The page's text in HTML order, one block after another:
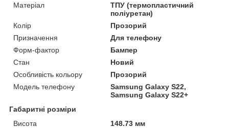
Матеріал
ТПУ (термопластичний
поліуретан)
Колір
Прозорий
Призначення
Для телефону
Форм-фактор
Бампер
Стан
Новий
Особливість кольору
Прозорий
Модель телефону
Samsung Galaxy S22,
Samsung Galaxy S22+
Габаритні розміри
Висота
148.73 мм